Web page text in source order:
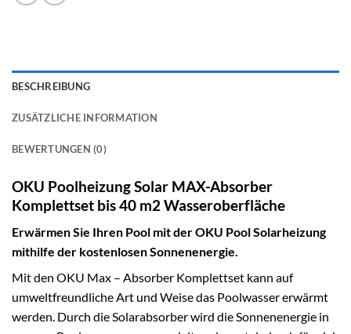
BESCHREIBUNG
ZUSÄTZLICHE INFORMATION
BEWERTUNGEN (0)
OKU Poolheizung Solar MAX-Absorber
Komplettset bis 40 m2 Wasseroberfläche
Erwärmen Sie Ihren Pool mit der OKU Pool Solarheizung
mithilfe der kostenlosen Sonnenenergie.
Mit den OKU Max – Absorber Komplettset kann auf
umweltfreundliche Art und Weise das Poolwasser erwärmt
werden. Durch die Solarabsorber wird die Sonnenenergie in